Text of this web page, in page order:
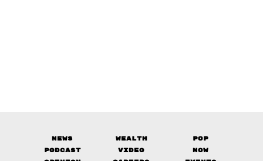
News Wealth
Pop
Podcast
Video
Now